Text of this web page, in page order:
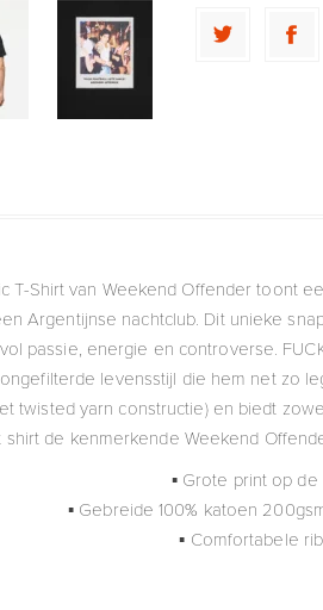
T-Shirt van Weekend Offender toont
Argentijnse nachtclub. Dit unieke
passie, energie en controverse.
levensstijl die hem net zo
twisted yarn constructie) en biedt
shirt de kenmerkende Weekend
▪ Grote print op
▪ Gebreide 100% katoen
▪ Comfortabele